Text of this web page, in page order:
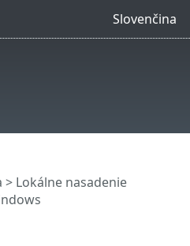
Slovenčina
> Lokálne nasadenie